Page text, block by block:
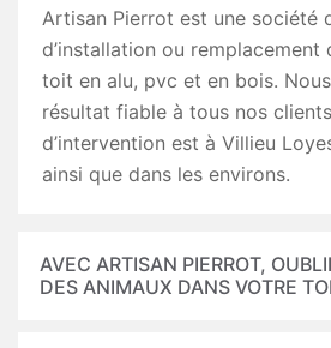
Artisan Pierrot est une société
d’installation ou remplacement
toit en alu, pvc et en bois.
résultat fiable à tous nos
d’intervention est à Villieu
ainsi que dans les environs.
AVEC ARTISAN PIERROT,
DES ANIMAUX DANS VOTRE